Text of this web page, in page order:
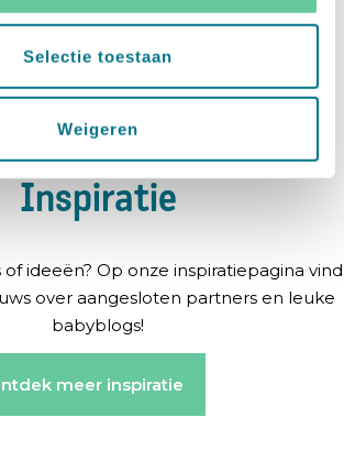
Selectie toestaan
Weigeren
Inspiratie
ideeën? Op onze inspiratiepagina vind
over aangesloten partners en leuke
babyblogs!
meer inspiratie